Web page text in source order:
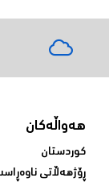
هەواڵەکان
کوردستان
ڕۆژهەڵاتی